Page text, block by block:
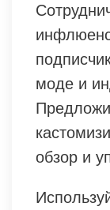
моде и
обзор и